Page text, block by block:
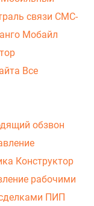
связи СМС-
Мобайл
Все
обзвон
Конструктор
рабочими
ПИП